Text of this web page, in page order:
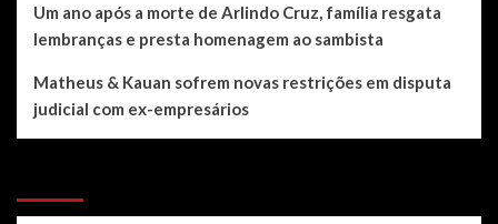
Um ano após a morte de Arlindo Cruz, família resgata
lembranças e presta homenagem ao sambista
Matheus & Kauan sofrem novas restrições em disputa
judicial com ex-empresários